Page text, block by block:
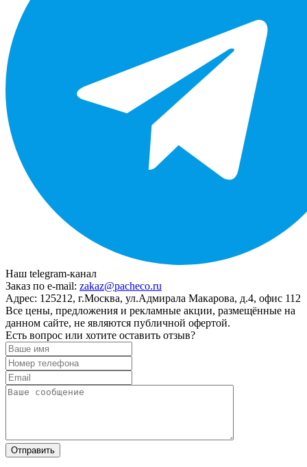
Наш telegram-канал
Заказ по e-mail: zakaz@pacheco.ru
Адрес: 125212, г.Москва, ул.Адмирала Макарова, д.4, офис 112
Все цены, предложения и рекламные акции, размещённые на
данном сайте, не являются публичной офертой.
Есть вопрос или хотите оставить отзыв?